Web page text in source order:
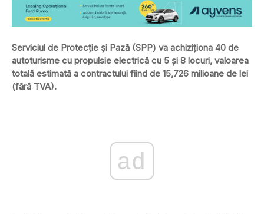
Serviciul de Protecție și Pază (SPP) va achiziționa 40 de
autoturisme cu propulsie electrică cu 5 și 8 locuri, valoarea
totală estimată a contractului fiind de 15,726 milioane de lei
(fără TVA).
ad